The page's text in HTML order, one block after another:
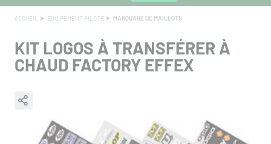
ACCUEIL EQUIPEMENT PILOTE MARQUAGE DE MAILLOTS
KIT LOGOS À TRANSFÉRER À
CHAUD FACTORY EFFEX